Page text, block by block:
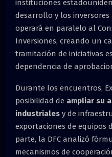
instituciones
desarrollo y los
operará en paralelo al
Inversiones, creando un
tramitación de iniciativas
dependencia de
Durante los encuentros,
posibilidad de ampliar su
industriales y de
exportaciones de equipos
parte, la DFC analizó
mecanismos de